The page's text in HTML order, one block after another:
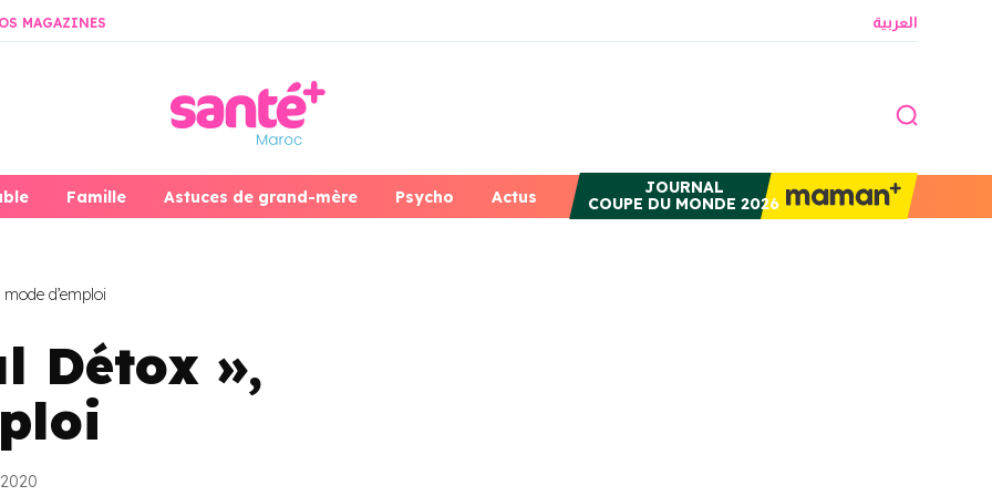
MAGAZINES العربية
Famille Astuces de grand-mère Psycho Actus
JOURNAL
COUPE DU MONDE 2026
d’emploi
Détox »,